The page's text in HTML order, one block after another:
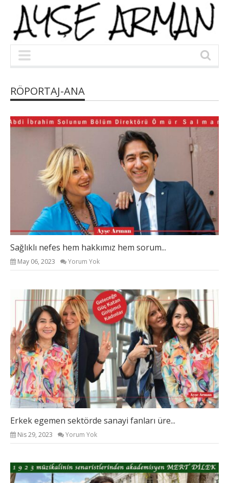
RÖPORTAJ-ANA
Sağlıklı nefes hem hakkımız hem sorum...
May 06, 2023 Yorum Yok
Erkek egemen sektörde sanayi fanları üre...
Nis 29, 2023 Yorum Yok